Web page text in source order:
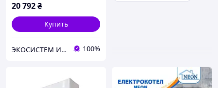
20 792₴
Купить
ЭКОСИСТЕМ ИНЖИНИРИНГ ООО 100%